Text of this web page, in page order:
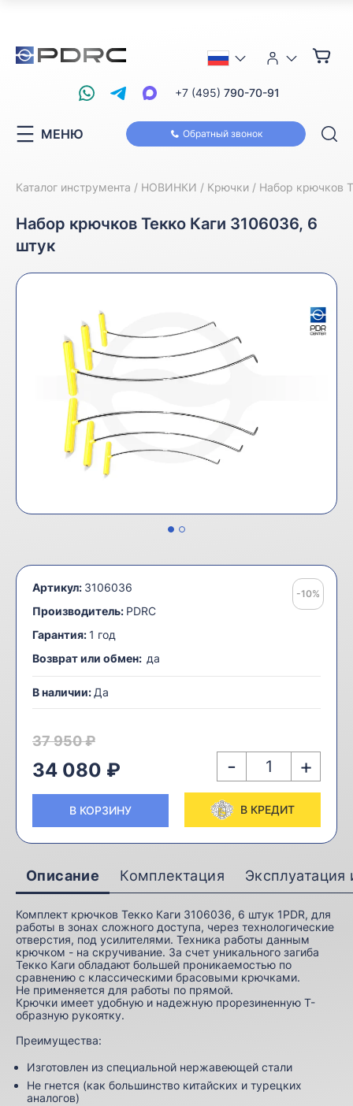
Обратный звонок
+7 (495) 790-70-91
МЕНЮ
Каталог инструмента НОВИНКИ Крючки Набор крючков
Набор крючков Текко Каги 3106036, 6
штук
-10%
Артикул: 3106036
Производитель: PDRC
Гарантия: 1 год
Возврат или обмен: да
В наличии: Да
37 950 ₽
34 080 ₽ - +
В КОРЗИНУ В КРЕДИТ
Описание Комплектация
Комплект крючков Текко Каги 3106036, 6 штук 1PDR, для
работы в зонах сложного доступа, через технологические
отверстия, под усилителями. Техника работы данным
крючком - на скручивание. За счет уникального загиба
Текко Каги обладают большей проникаемостью по
сравнению с классическими брасовыми крючками.
Не применяется для работы по прямой.
Крючки имеет удобную и надежную прорезиненную Т-
образную рукоятку.
Преимущества:
Изготовлен из специальной нержавеющей стали
Не гнется (как большинство китайских и турецких
аналогов)